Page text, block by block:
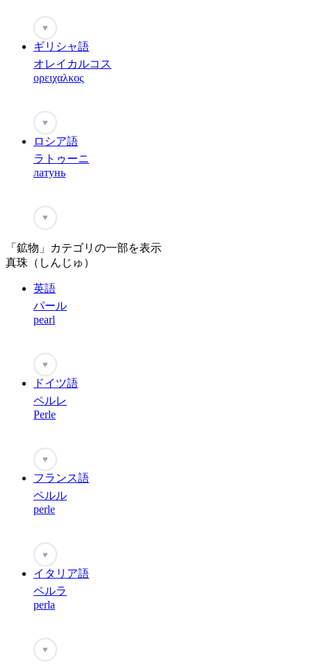
♥
ギリシャ語
オレイカルコス
ορειχαλκος
♥
ロシア語
ラトゥーニ
латунь
♥
「鉱物」カテゴリの一部を表示
真珠（しんじゅ）
英語
パール
pearl
♥
ドイツ語
ペルレ
Perle
♥
フランス語
ペルル
perle
♥
イタリア語
ペルラ
perla
♥